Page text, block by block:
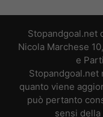
Stopandgoal.net
Nicola Marchese
e
Stopandgoal.net
quanto viene
può pertanto
sensi della